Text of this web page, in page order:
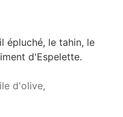
épluché, le tahin, le
d'Espelette.
d'olive,